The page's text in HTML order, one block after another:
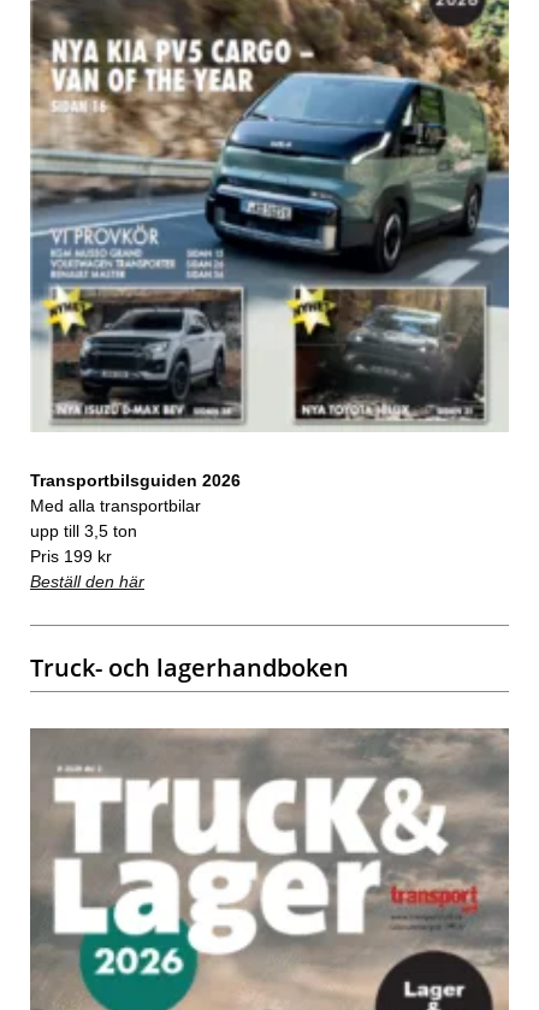
Transportbilsguiden 2026
Med alla transportbilar
upp till 3,5 ton
Pris 199 kr
Beställ den här
Truck- och lagerhandboken